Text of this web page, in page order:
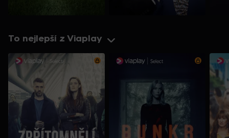
To nejlepší z Viaplay